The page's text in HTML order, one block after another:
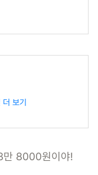
보기
만 8000원이야!